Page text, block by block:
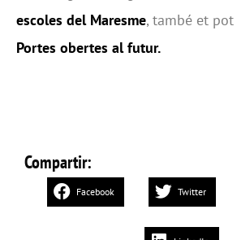
escoles del Maresme, també et
Portes obertes al futur.
Compartir:
Facebook Twitter